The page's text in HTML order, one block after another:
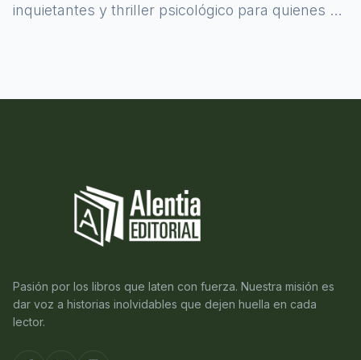
inquietantes y thriller psicológico para quienes se
Pasión por los libros que laten con fuerza. Nuestra misión es
dar voz a historias inolvidables que dejen huella en cada
lector.